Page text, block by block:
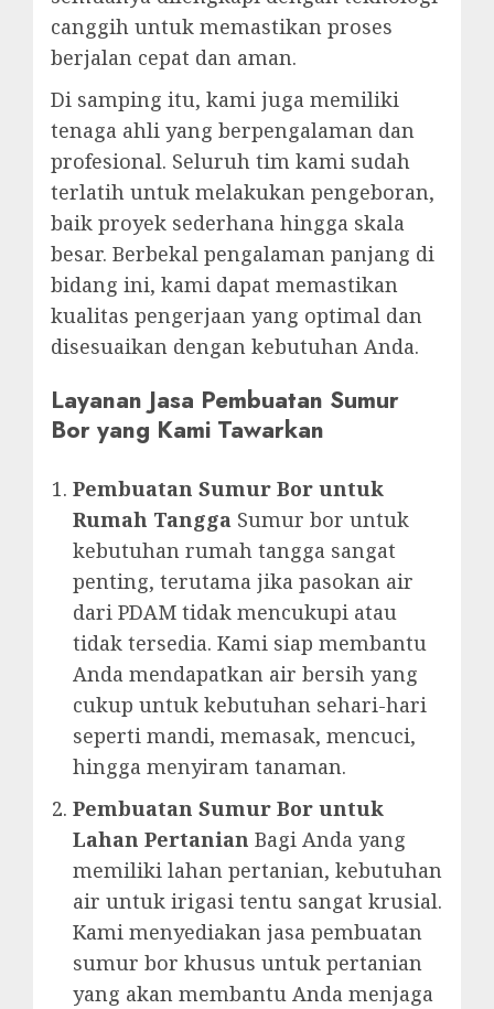
canggih untuk memastikan proses
berjalan cepat dan aman.
Di samping itu, kami juga memiliki
tenaga ahli yang berpengalaman dan
profesional. Seluruh tim kami sudah
terlatih untuk melakukan pengeboran,
baik proyek sederhana hingga skala
besar. Berbekal pengalaman panjang di
bidang ini, kami dapat memastikan
kualitas pengerjaan yang optimal dan
disesuaikan dengan kebutuhan Anda.
Layanan Jasa Pembuatan Sumur
Bor yang Kami Tawarkan
Pembuatan Sumur Bor untuk
Rumah Tangga Sumur bor untuk
kebutuhan rumah tangga sangat
penting, terutama jika pasokan air
dari PDAM tidak mencukupi atau
tidak tersedia. Kami siap membantu
Anda mendapatkan air bersih yang
cukup untuk kebutuhan sehari-hari
seperti mandi, memasak, mencuci,
hingga menyiram tanaman.
Pembuatan Sumur Bor untuk
Lahan Pertanian Bagi Anda yang
memiliki lahan pertanian, kebutuhan
air untuk irigasi tentu sangat krusial.
Kami menyediakan jasa pembuatan
sumur bor khusus untuk pertanian
yang akan membantu Anda menjaga